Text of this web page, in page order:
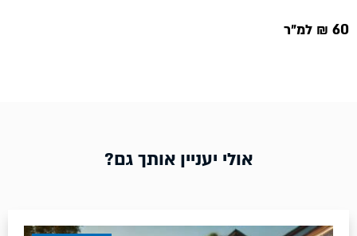
60 ₪ למ״ר
אולי יעניין אותך גם?